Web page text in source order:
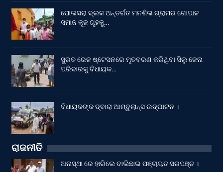
ପୋଲସରା ବ୍ଲକ ଅନ୍ତର୍ଗତ ମନଶିଳା ଗ୍ରାମର ଗୋପାଳ
ସମାଜ କୂଳ ଗୃହକୁ…
ସୁରତ ରେଳ ଷ୍ଟେସନରେ ମୃତବରଣ କରିଥିବା ସିଲୁ ଜେନା
ପରିବାରକୁ ବିଧାୟକ…
ବିଧାୟକଙ୍କ ଦ୍ବାରା ଆମ୍ବୁଲାନ୍ସ ଉଦ୍‌ଘାଟନ ।
ରାଜନୀତି
ଅନାସ୍ଥା ରେ ହାରିଲେ ବାଲିଛାଇ ପଞ୍ଚାୟତ ସରପଞ୍ଚ ।